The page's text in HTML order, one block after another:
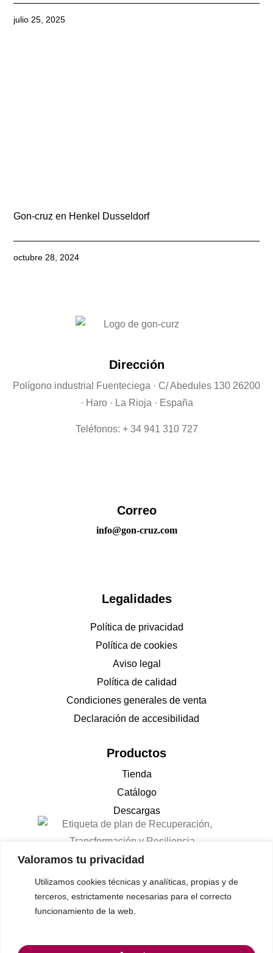
Valoramos tu privacidad
Utilizamos cookies técnicas y analíticas, propias y de
terceros, estrictamente necesarias para el correcto
funcionamiento de la web.
julio 25, 2025
Gon-cruz en Henkel Dusseldorf
octubre 28, 2024
Dirección
Polígono industrial Fuenteciega · C/ Abedules 130 26200
· Haro · La Rioja · España
Teléfonos: + 34 941 310 727
Correo
info@gon-cruz.com
Legalidades
Política de privacidad
Política de cookies
Aviso legal
Política de calidad
Condiciones generales de venta
Declaración de accesibilidad
Productos
Tienda
Catálogo
Descargas
© 2023 Gon-cruz • Todos los derechos reservados